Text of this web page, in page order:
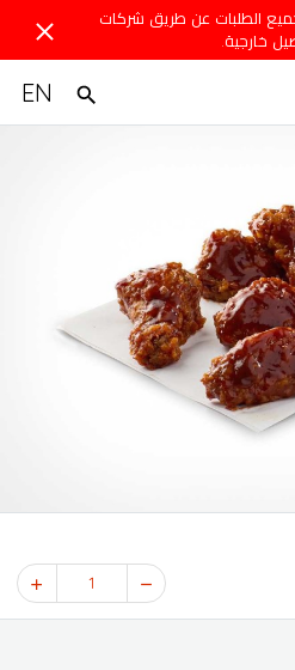
الطلبات عن طريق شركات
خارجية.
EN
1